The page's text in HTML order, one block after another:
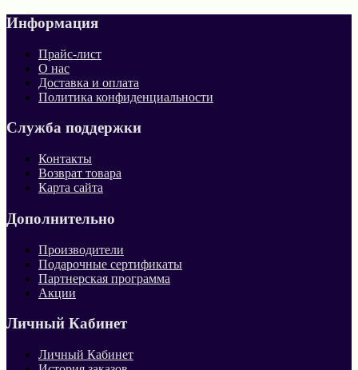
Информация
Прайс-лист
О нас
Доставка и оплата
Политика конфиденциальности
Служба поддержки
Контакты
Возврат товара
Карта сайта
Дополнительно
Производители
Подарочные сертификаты
Партнерская программа
Акции
Личный Кабинет
Личный Кабинет